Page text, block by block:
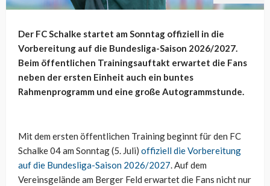
Der FC Schalke startet am Sonntag offiziell in die
Vorbereitung auf die Bundesliga-Saison 2026/2027.
Beim öffentlichen Trainingsauftakt erwartet die Fans
neben der ersten Einheit auch ein buntes
Rahmenprogramm und eine große Autogrammstunde.
Mit dem ersten öffentlichen Training beginnt für den FC
Schalke 04 am Sonntag (5. Juli) offiziell die Vorbereitung
auf die Bundesliga-Saison 2026/2027. Auf dem
Vereinsgelände am Berger Feld erwartet die Fans nicht nur